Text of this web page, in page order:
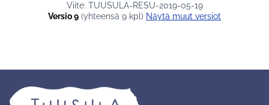
Viite: TUUSULA-RESU-2019-05-19
Versio 9 (yhteensä 9 kpl) näytä muut versiot